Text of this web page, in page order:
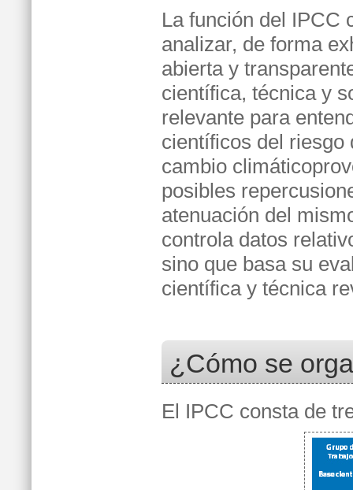
La función del IPCC
analizar, de forma
abierta y
científica, técnica y
relevante para
científicos del riesgo
cambio
posibles
atenuación del
controla datos
sino que basa su
científica y técnica
¿Cómo se
El IPCC consta de